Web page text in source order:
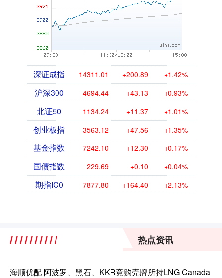
深证成指 14311.01 +200.89 +1.42%
沪深300 4694.44 +43.13 +0.93%
北证50 1134.24 +11.37 +1.01%
创业板指 3563.12 +47.56 +1.35%
基金指数 7242.10 +12.30 +0.17%
国债指数 229.69 +0.10 +0.04%
期指IC0 7877.80 +164.40 +2.13%
热点资讯
海顺优配 阿波罗、黑石、KKR竞购壳牌所持LNG Canada